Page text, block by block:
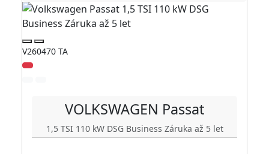
V260470 TA
VOLKSWAGEN Passat
1,5 TSI 110 kW DSG Business Záruka až 5 let